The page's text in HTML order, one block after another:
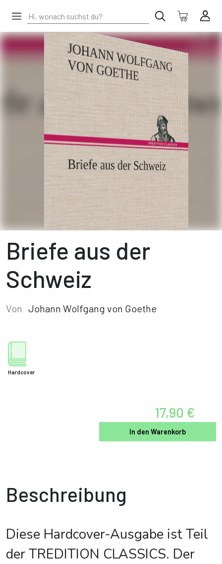
Briefe aus der
Schweiz
Von Johann Wolfgang von Goethe
Hardcover
17,90 €
In den Warenkorb
Beschreibung
Diese Hardcover-Ausgabe ist Teil
der TREDITION CLASSICS. Der